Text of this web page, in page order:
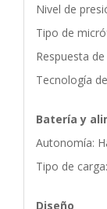
Nivel de
Tipo de
Respuesta
Tecnología
Batería y
Autonomía:
Tipo de
Diseño